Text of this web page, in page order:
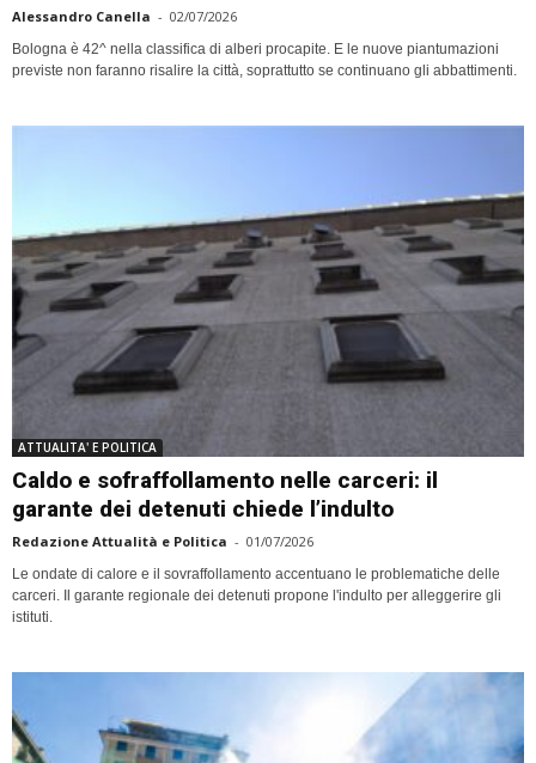
Alessandro Canella - 02/07/2026
Bologna è 42^ nella classifica di alberi procapite. E le nuove piantumazioni
previste non faranno risalire la città, soprattutto se continuano gli abbattimenti.
ATTUALITA' E POLITICA
Caldo e sofraffollamento nelle carceri: il
garante dei detenuti chiede l’indulto
Redazione Attualità e Politica - 01/07/2026
Le ondate di calore e il sovraffollamento accentuano le problematiche delle
carceri. Il garante regionale dei detenuti propone l'indulto per alleggerire gli
istituti.